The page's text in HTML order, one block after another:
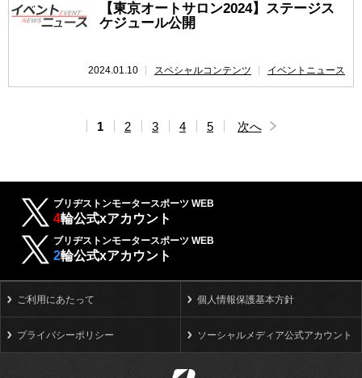
【東京オートサロン2024】ステージス
ケジュール公開
2024.01.10 スペシャルコンテンツ イベントニュース
1 2 3 4 5 次へ
ブリヂストンモータースポーツ WEB
4輪公式xアカウント
ブリヂストンモータースポーツ WEB
2輪公式xアカウント
ご利用にあたって 個人情報保護基本方針
プライバシーポリシー ソーシャルメディア公式アカウント